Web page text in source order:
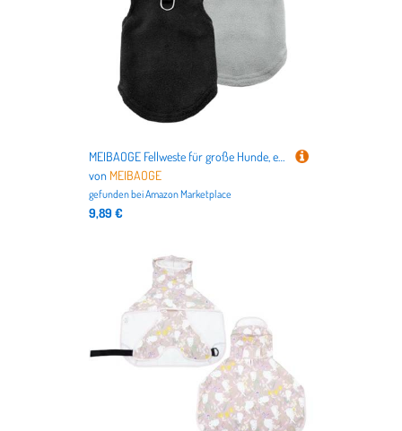
MEIBAOGE Fellweste für große Hunde, einfarbig, weich, einfarbig, dicke Mäntel, Pullover, Winter-Pyjama
von MEIBAOGE
gefunden beiAmazon Marketplace
9,89 €